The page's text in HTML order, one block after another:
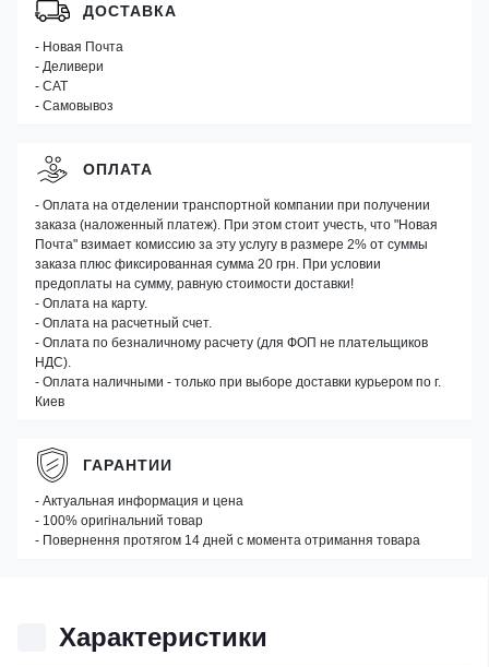
Характеристики
ДОСТАВКА
- Новая Почта
- Деливери
- САТ
- Самовывоз
ОПЛАТА
- Оплата на отделении транспортной компании при получении
заказа (наложенный платеж). При этом стоит учесть, что "Новая
Почта" взимает комиссию за эту услугу в размере 2% от суммы
заказа плюс фиксированная сумма 20 грн. При условии
предоплаты на сумму, равную стоимости доставки!
- Оплата на карту.
- Оплата на расчетный счет.
- Оплата по безналичному расчету (для ФОП не плательщиков
НДС).
- Оплата наличными - только при выборе доставки курьером по г.
Киев
ГАРАНТИИ
- Актуальная информация и цена
- 100% оригінальний товар
- Повернення протягом 14 дней с момента отримання товара